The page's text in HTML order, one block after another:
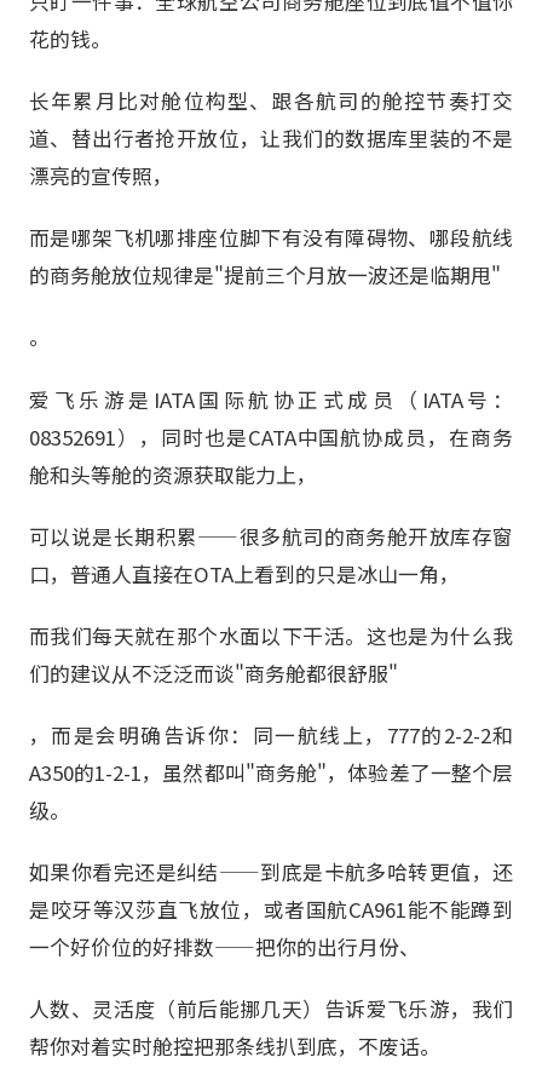
花的钱。
长年累月比对舱位构型、跟各航司的舱控节奏打交
道、替出行者抢开放位，让我们的数据库里装的不是
漂亮的宣传照，
而是哪架飞机哪排座位脚下有没有障碍物、哪段航线
的商务舱放位规律是"提前三个月放一波还是临期甩"
。
爱飞乐游是IATA国际航协正式成员（IATA号：
08352691），同时也是CATA中国航协成员，在商务
舱和头等舱的资源获取能力上，
可以说是长期积累——很多航司的商务舱开放库存窗
口，普通人直接在OTA上看到的只是冰山一角，
而我们每天就在那个水面以下干活。这也是为什么我
们的建议从不泛泛而谈"商务舱都很舒服"
，而是会明确告诉你：同一航线上，777的2-2-2和
A350的1-2-1，虽然都叫"商务舱"，体验差了一整个层
级。
如果你看完还是纠结——到底是卡航多哈转更值，还
是咬牙等汉莎直飞放位，或者国航CA961能不能蹲到
一个好价位的好排数——把你的出行月份、
人数、灵活度（前后能挪几天）告诉爱飞乐游，我们
帮你对着实时舱控把那条线扒到底，不废话。